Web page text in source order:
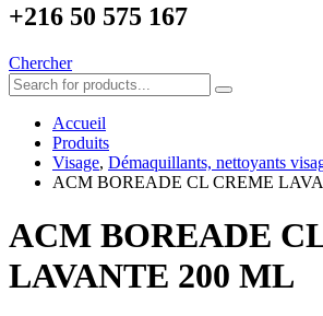
+216 50 575 167
Chercher
Accueil
Produits
Visage, Démaquillants, nettoyants
ACM BOREADE CL CREME
ACM BOREADE
LAVANTE 200 ML